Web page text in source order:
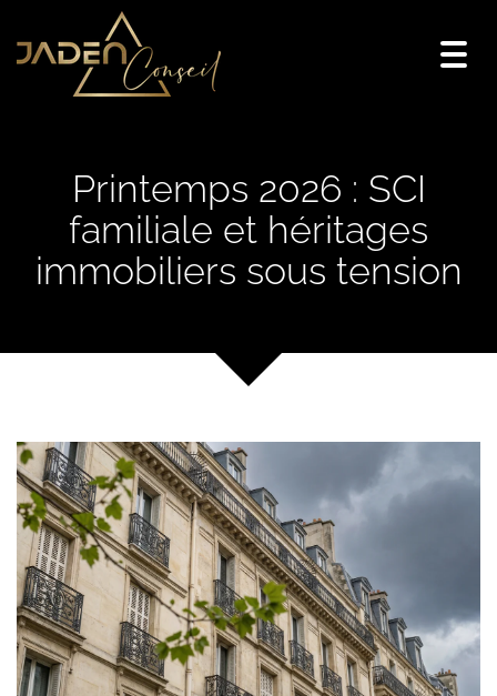
Printemps 2026 : SCI
familiale et héritages
immobiliers sous tension